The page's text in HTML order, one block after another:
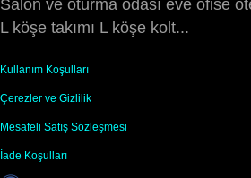
Salon ve oturma odası eve ofise
L köşe takımı L köşe kolt...
Kullanım Koşulları
Çerezler ve Gizlilik
Mesafeli Satış Sözleşmesi
İade Koşulları